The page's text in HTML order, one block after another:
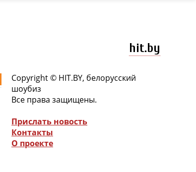
hit.by
Copyright © HIT.BY, белорусский
шоубиз
Все права защищены.
Прислать новость
Контакты
О проекте